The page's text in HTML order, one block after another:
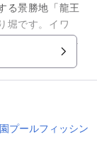
る景勝地「龍王
堀です。イワ
場で炭火焼きに